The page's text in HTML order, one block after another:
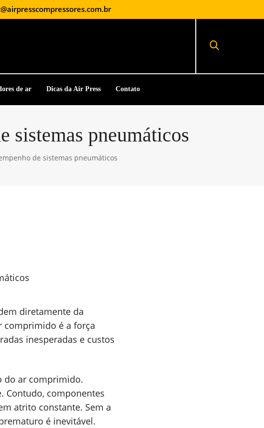
de ar Dicas da Air Press Contato
sistemas pneumáticos
de sistemas pneumáticos
diretamente da
comprimido é a força
inesperadas e custos
do ar comprimido.
Contudo, componentes
atrito constante. Sem a
é inevitável.